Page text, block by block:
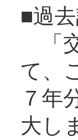
■過
「
て、
７年
大